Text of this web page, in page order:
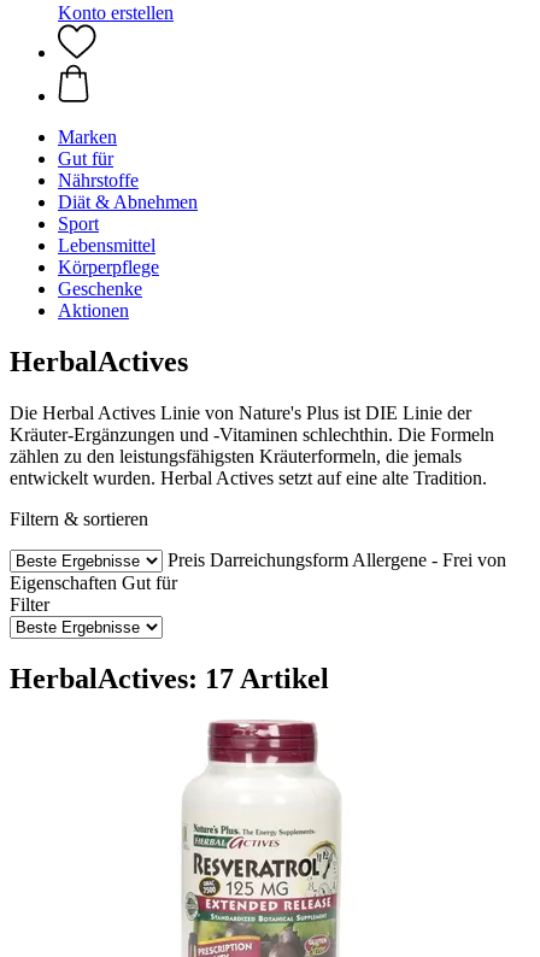
Konto erstellen
Marken
Gut für
Nährstoffe
Diät & Abnehmen
Sport
Lebensmittel
Körperpflege
Geschenke
Aktionen
HerbalActives
Die Herbal Actives Linie von Nature's Plus ist DIE Linie der
Kräuter-Ergänzungen und -Vitaminen schlechthin. Die Formeln
zählen zu den leistungsfähigsten Kräuterformeln, die jemals
entwickelt wurden. Herbal Actives setzt auf eine alte Tradition.
Filtern & sortieren
Preis Darreichungsform Allergene - Frei von
Eigenschaften Gut für
Filter
HerbalActives: 17 Artikel